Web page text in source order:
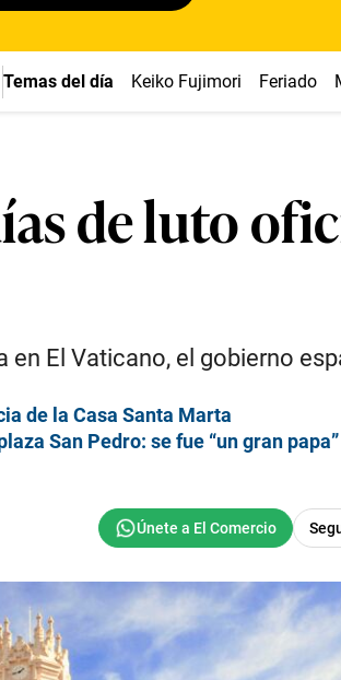
Temas del día Keiko Fujimori Feriado
de luto
El Vaticano, el gobierno
de la Casa Santa Marta
San Pedro: se fue “un gran papa”